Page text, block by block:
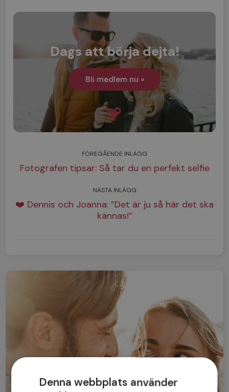
Dags att börja dejta!
Bli medlem nu »
FÖREGÅENDE INLÄGG
Fotografen tipsar: Så tar du en perfekt selfie
NÄSTA INLÄGG
❤️ Dennis och Joanna: ”Det är ju så här det ska
kännas!”
Denna webbplats använder